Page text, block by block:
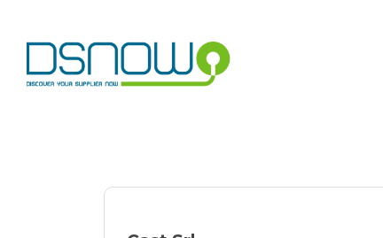
content